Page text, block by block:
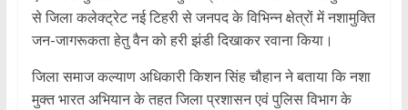
से जिला कलेक्ट्रेट नई टिहरी से जनपद के विभिन्न क्षेत्रों में नशामुक्ति
जन-जागरूकता हेतु वैन को हरी झंडी दिखाकर रवाना किया।
जिला समाज कल्याण अधिकारी किशन सिंह चौहान ने बताया कि नशा
मुक्त भारत अभियान के तहत जिला प्रशासन एवं पुलिस विभाग के